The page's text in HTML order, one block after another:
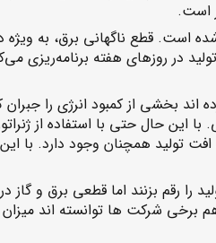
است.
است. قطع ناگهانی برق، به
در روزهای هفته برنامه‌ریزی
بخشی از کمبود انرژی را جبران
حال حتی با استفاده از ژنراتور
در فصول گرم و حتی سرد سال فرار کرد. تاجایی که گفته می شود با فرض استفاده از ژنراتور نیز
شرکت های تایرساز به صورت سالانه در تلاشند تا نسبت به تولیدات سال قبل ۱۵ تا ۲۰
برخی شرکت ها توانسته اند میزان